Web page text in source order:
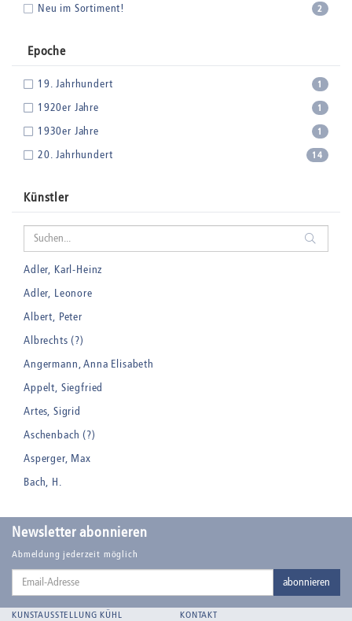
2
Neu im Sortiment!
Epoche
1
19. Jahrhundert
1
1920er Jahre
1
1930er Jahre
14
20. Jahrhundert
Künstler
Adler, Karl-Heinz
Adler, Leonore
Albert, Peter
Albrechts (?)
Angermann, Anna Elisabeth
Appelt, Siegfried
Artes, Sigrid
Aschenbach (?)
Asperger, Max
Bach, H.
Balden, Theo , eigentlich Otto Koehler
Balden-Wolff, Annemarie
Bankroth, Bernd
Bankroth, Ursula
Newsletter abonnieren
Abmeldung jederzeit möglich
Email-
abonnieren
KUNSTAUSSTELLUNG KÜHL KONTAKT